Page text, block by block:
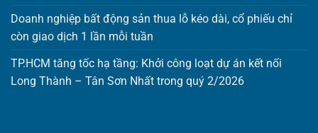
Doanh nghiệp bất động sản thua lỗ kéo dài, cổ phiếu chỉ
còn giao dịch 1 lần mỗi tuần
TP.HCM tăng tốc hạ tầng: Khởi công loạt dự án kết nối
Long Thành – Tân Sơn Nhất trong quý 2/2026